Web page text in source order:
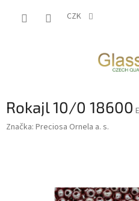
CZK
Rokajl 10/0 18600
Značka: Preciosa Ornela a. s.